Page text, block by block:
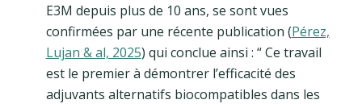
E3M depuis plus de 10 ans, se sont vues
confirmées par une récente publication (Pérez,
Lujan & al, 2025) qui conclue ainsi : “ Ce travail
est le premier à démontrer l’efficacité des
adjuvants alternatifs biocompatibles dans les